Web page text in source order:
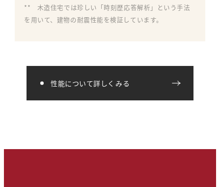
** 木造住宅では珍しい「時刻歴応答解析」という手法
を用いて、建物の耐震性能を検証しています。
性能について詳しくみる